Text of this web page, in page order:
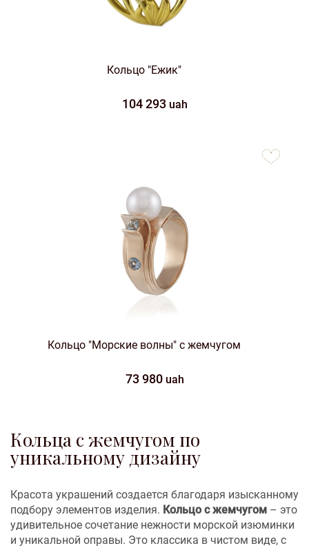
Кольцо "Ежик"
104 293 uah
Кольцо "Морские волны" с жемчугом
73 980 uah
favorites
Кольца с жемчугом по
уникальному дизайну
Красота украшений создается благодаря изысканному
подбору элементов изделия. Кольцо с жемчугом – это
удивительное сочетание нежности морской изюминки
и уникальной оправы. Это классика в чистом виде, с